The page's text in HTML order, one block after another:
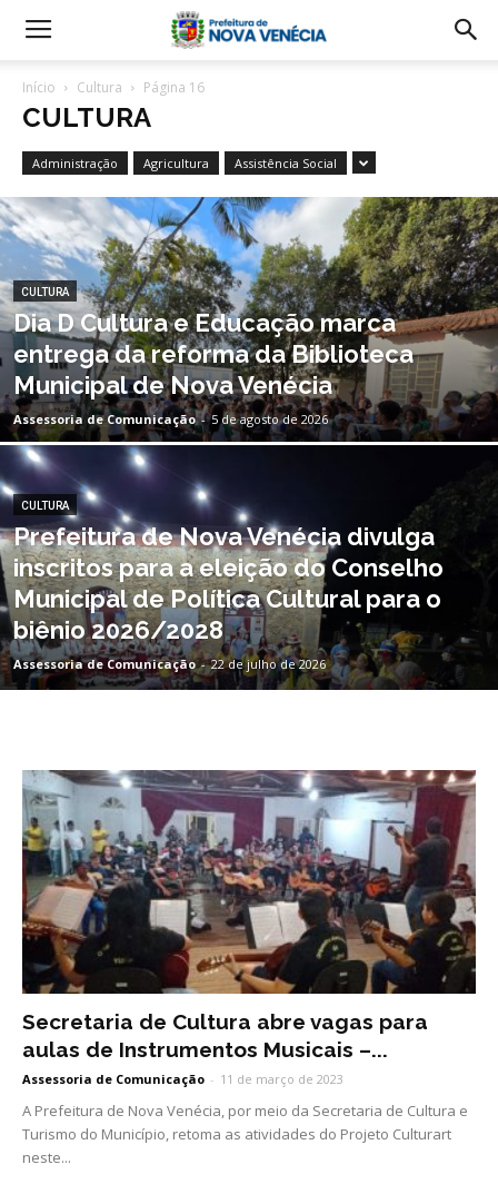
Início Cultura Página 16
CULTURA
Administração Agricultura Assistência Social
CULTURA
Dia D Cultura e Educação marca
entrega da reforma da Biblioteca
Municipal de Nova Venécia
Assessoria de Comunicação - 5 de agosto de 2026
CULTURA
Prefeitura de Nova Venécia divulga
inscritos para a eleição do Conselho
Municipal de Política Cultural para o
biênio 2026/2028
Assessoria de Comunicação - 22 de julho de 2026
Secretaria de Cultura abre vagas para
aulas de Instrumentos Musicais –...
Assessoria de Comunicação - 11 de março de 2023
A Prefeitura de Nova Venécia, por meio da Secretaria de Cultura e
Turismo do Município, retoma as atividades do Projeto Culturart
neste...